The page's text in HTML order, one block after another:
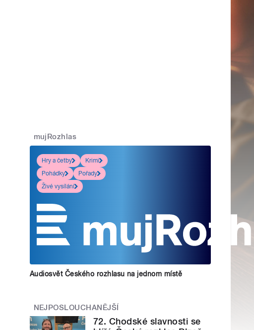
mujRozhlas
Hry a četby
Krimi
Pohádky
Pořady
Živé vysílání
Audiosvět Českého rozhlasu na jednom místě
NEJPOSLOUCHANĚJŠÍ
72. Chodské slavnosti se